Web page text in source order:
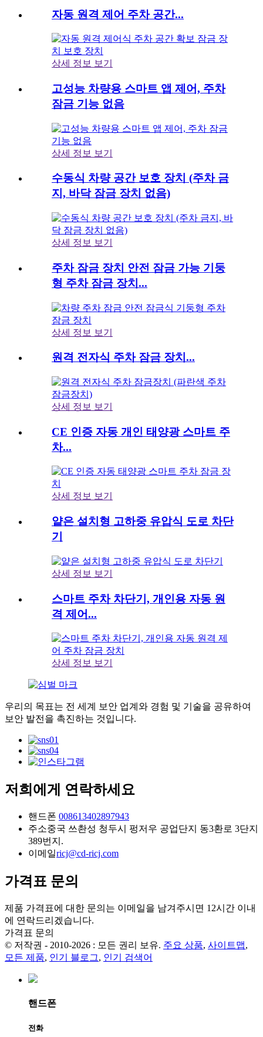
자동 원격 제어 주차 공간...
상세 정보 보기
고성능 차량용 스마트 앱 제어, 주차
잠금 기능 없음
상세 정보 보기
수동식 차량 공간 보호 장치 (주차 금
지, 바닥 잠금 장치 없음)
상세 정보 보기
주차 잠금 장치 안전 잠금 가능 기둥
형 주차 잠금 장치...
상세 정보 보기
원격 전자식 주차 잠금 장치...
상세 정보 보기
CE 인증 자동 개인 태양광 스마트 주
차...
상세 정보 보기
얕은 설치형 고하중 유압식 도로 차단
기
상세 정보 보기
스마트 주차 차단기, 개인용 자동 원
격 제어...
상세 정보 보기
우리의 목표는 전 세계 보안 업계와 경험 및 기술을 공유하여
보안 발전을 촉진하는 것입니다.
저희에게 연락하세요
핸드폰 008613402897943
주소중국 쓰촨성 청두시 펑저우 공업단지 동3환로 3단지
389번지.
이메일ricj@cd-ricj.com
가격표 문의
제품 가격표에 대한 문의는 이메일을 남겨주시면 12시간 이내
에 연락드리겠습니다.
가격표 문의
© 저작권 - 2010-2026 : 모든 권리 보유. 주요 상품, 사이트맵,
모든 제품, 인기 블로그, 인기 검색어
핸드폰
전화